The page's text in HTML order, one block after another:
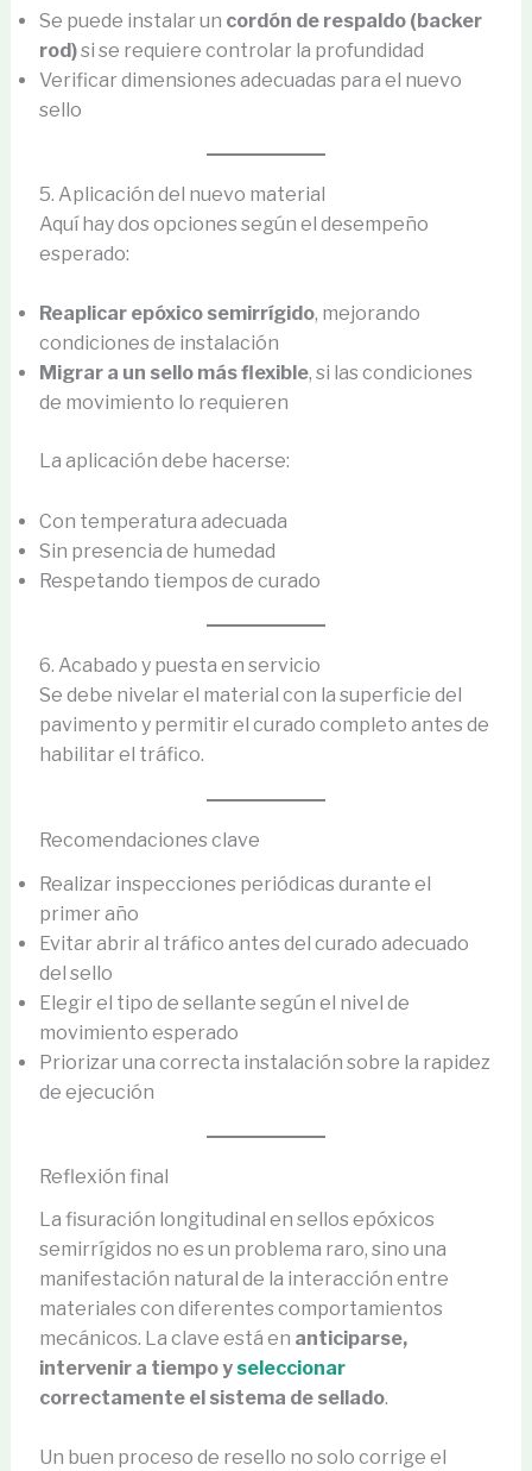
Se puede instalar un cordón de respaldo (backer
rod)si se requiere controlar la profundidad
Verificar dimensiones adecuadas para el nuevo
sello
5. Aplicación del nuevo material
Aquí hay dos opciones según el desempeño
esperado:
Reaplicar epóxico semirrígido, mejorando
condiciones de instalación
Migrar a un sello más flexible, si las condiciones
de movimiento lo requieren
La aplicación debe hacerse:
Con temperatura adecuada
Sin presencia de humedad
Respetando tiempos de curado
6. Acabado y puesta en servicio
Se debe nivelar el material con la superficie del
pavimento y permitir el curado completo antes de
habilitar el tráfico.
Recomendaciones clave
Realizar inspecciones periódicas durante el
primer año
Evitar abrir al tráfico antes del curado adecuado
del sello
Elegir el tipo de sellante según el nivel de
movimiento esperado
Priorizar una correcta instalación sobre la rapidez
de ejecución
Reflexión final
La fisuración longitudinal en sellos epóxicos
semirrígidos no es un problema raro, sino una
manifestación natural de la interacción entre
materiales con diferentes comportamientos
mecánicos. La clave está en anticiparse,
intervenir a tiempo y seleccionar
correctamente el sistema de sellado.
Un buen proceso de resello no solo corrige el